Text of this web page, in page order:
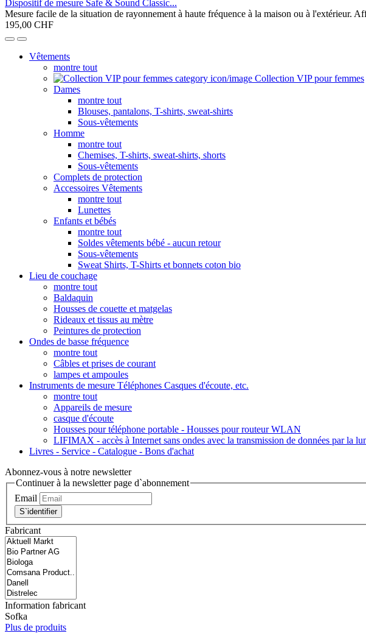
Dispositif de mesure Safe & Sound Classic...
Mesure facile de la situation de rayonnement à haute fréquence à la maison ou à l'extérieur.
195,00 CHF
Vêtements
montre tout
Collection VIP pour femmes
Dames
montre tout
Blouses, pantalons, T-shirts, sweat-shirts
Sous-vêtements
Homme
montre tout
Chemises, T-shirts, sweat-shirts, shorts
Sous-vêtements
Complets de protection
Accessoires Vêtements
montre tout
Lunettes
Enfants et bébés
montre tout
Soldes vêtements bébé - aucun retour
Sous-vêtements
Sweat Shirts, T-Shirts et bonnets coton bio
Lieu de couchage
montre tout
Baldaquin
Housses de couette et matgelas
Rideaux et tissus au mètre
Peintures de protection
Ondes de basse fréquence
montre tout
Câbles et prises de courant
lampes et ampoules
Instruments de mesure Téléphones Casques d'écoute, etc.
montre tout
Appareils de mesure
casque d'écoute
Housses pour téléphone portable - Housses pour routeur WLAN
LIFIMAX - accès à Internet sans ondes avec la transmission de données par la
Livres - Service - Catalogue - Bons d'achat
Abonnez-vous à notre newsletter
Continuer à la newsletter page d`abonnement
Email
S`identifier
Fabricant
Information fabricant
Sofka
Plus de produits